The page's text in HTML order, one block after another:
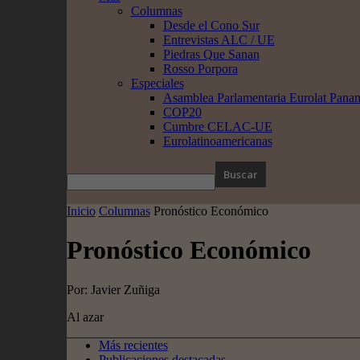
Columnas
Desde el Cono Sur
Entrevistas ALC / UE
Piedras Que Sanan
Rosso Porpora
Especiales
Asamblea Parlamentaria Eurolat
COP20
Cumbre CELAC-UE
Eurolatinoamericanas
Inicio Columnas Pronóstico Económico
Pronóstico Económico
Por: Javier Zuñiga
Al azar
Más recientes